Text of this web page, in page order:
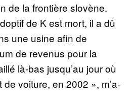
de la frontière slovène.
de K est mort, il a dû
une usine afin de
de revenus pour la
là-bas jusqu’au jour où
de voiture, en 2002 », m’a-